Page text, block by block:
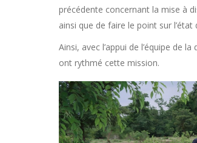
précédente concernant la mise à
ainsi que de faire le point sur
Ainsi, avec l’appui de l’équipe de
ont rythmé cette mission.